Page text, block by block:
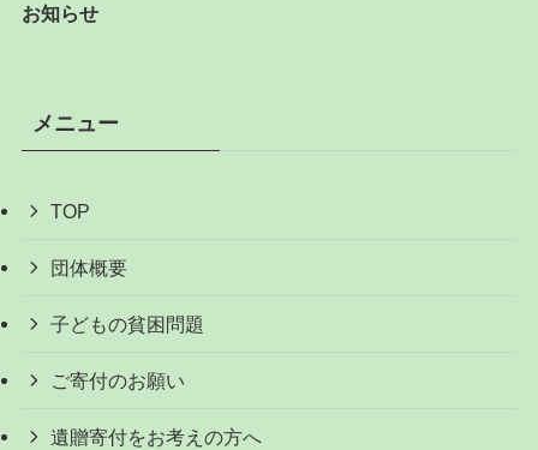
お知らせ
メニュー
TOP
団体概要
子どもの貧困問題
ご寄付のお願い
遺贈寄付をお考えの方へ